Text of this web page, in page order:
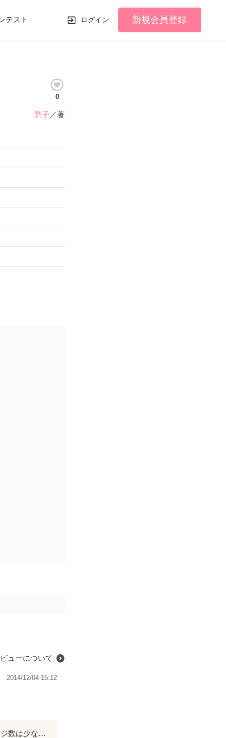
テスト ログイン 新規会員登録
0
慧子 ／著
ューについて
2014/12/04 15:12
オススメ作品に選ばれていたので、 題名と表紙に惹かれて読んでみました。 ページ数は少ないのに、文章力があって読んでいくうちに惹かれてしまいました。 悪魔と人間の禁断の恋。 悲しいけれど、愛おしい…甘くて切ないお話でした。 素晴らしい作品ありがとうございました(≧∀≦)